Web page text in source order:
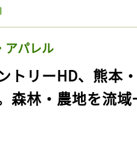
アパレル
トリーHD、熊本
森林・農地を流